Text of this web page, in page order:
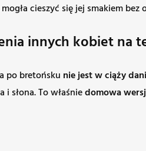
cieszyć się jej smakiem bez
innych kobiet na
po bretońsku nie jest w ciąży
słona. To właśniedomowa